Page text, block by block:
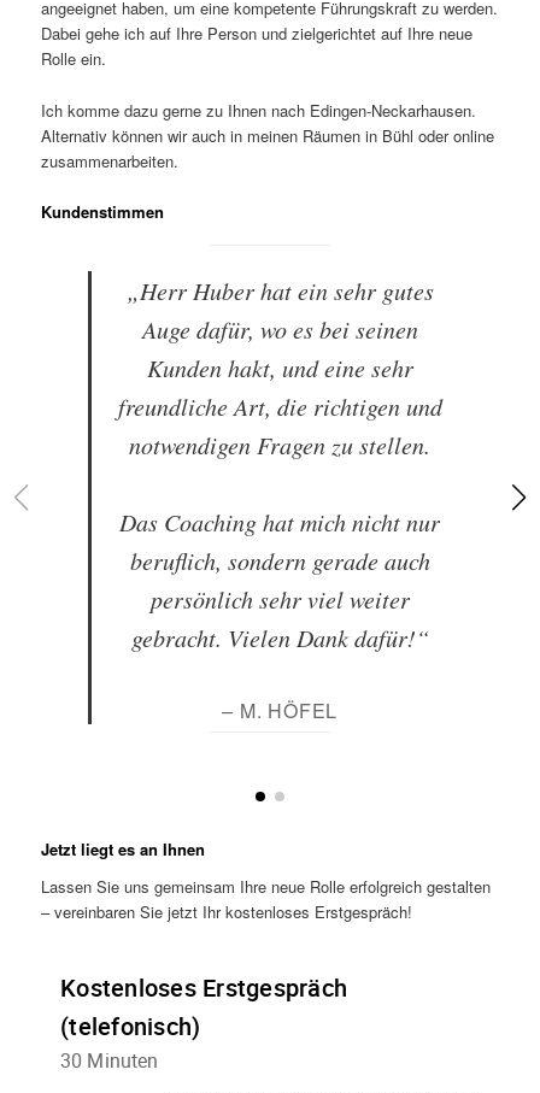
angeeignet haben, um eine kompetente Führungskraft zu werden.
Dabei gehe ich auf Ihre Person und zielgerichtet auf Ihre neue
Rolle ein.
Ich komme dazu gerne zu Ihnen nach Edingen-Neckarhausen.
Alternativ können wir auch in meinen Räumen in Bühl oder online
zusammenarbeiten.
Kundenstimmen
„Herr Huber hat ein sehr gutes
Auge dafür, wo es bei seinen
Kunden hakt, und eine sehr
freundliche Art, die richtigen und
notwendigen Fragen zu stellen.
Das Coaching hat mich nicht nur
beruflich, sondern gerade auch
persönlich sehr viel weiter
gebracht. Vielen Dank dafür!“
– M. HÖFEL
Jetzt liegt es an Ihnen
Lassen Sie uns gemeinsam Ihre neue Rolle erfolgreich gestalten
– vereinbaren Sie jetzt Ihr kostenloses Erstgespräch!